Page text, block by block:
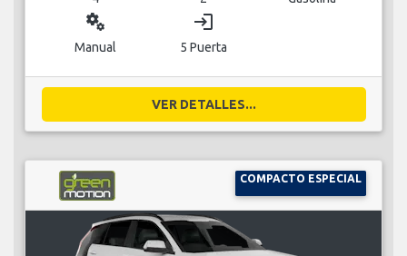
miscellaneous_services
Manual
login
5 Puerta
VER DETALLES...
COMPACTO ESPECIAL